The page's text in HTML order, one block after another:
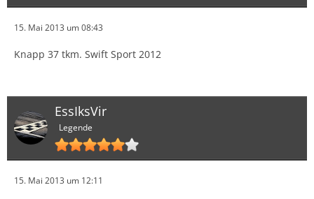
15. Mai 2013 um 08:43
Knapp 37 tkm. Swift Sport 2012
EssIksVir
Legende
15. Mai 2013 um 12:11